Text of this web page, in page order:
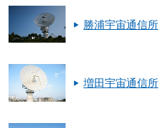
勝浦宇宙通信所
増田宇宙通信所